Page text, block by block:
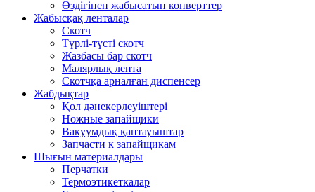
Өздігінен жабысатын конверттер
Жабысқақ ленталар
Скотч
Түрлі-түсті скотч
Жазбасы бар скотч
Малярлық лента
Скотчқа арналған диспенсер
Жабдықтар
Қол дәнекерлеуіштері
Ножные запайщики
Вакуумдық қаптауыштар
Запчасти к запайщикам
Шығын материалдары
Перчатки
Термоэтикеткалар